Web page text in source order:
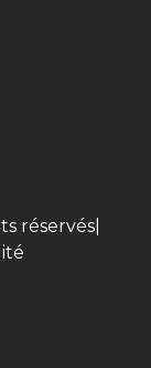
réservés|